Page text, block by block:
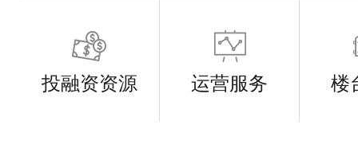
投融资资源 运营服务 楼